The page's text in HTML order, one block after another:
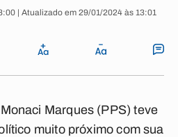
| Atualizado em 29/01/2024 às 13:01
Marques (PPS) teve
muito próximo com sua